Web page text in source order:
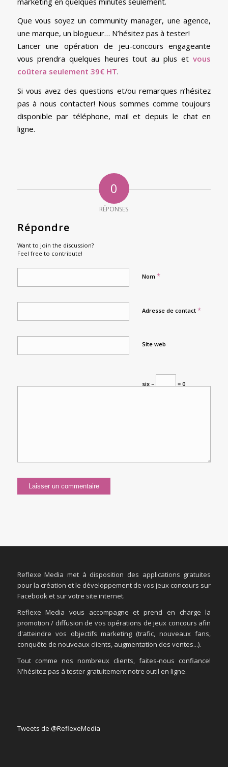
Que vous soyez un community manager, une agence,
une marque, un blogueur… N’hésitez pas à tester!
Lancer une opération de jeu-concours engageante
vous prendra quelques heures tout au plus etvous
coûtera seulement 39€ HT.
Si vous avez des questions et/ou remarques n’hésitez
pas à nous contacter! Nous sommes comme toujours
disponible par téléphone, mail et depuis le chat en
ligne.
0
RÉPONSES
Répondre
Want to join the discussion?
Feel free to contribute!
Nom *
Adresse de contact *
Site web
six − = 0
Reflexe Media met à disposition des applications gratuites
pour la création et le développement de vos jeux concours sur
Facebook et sur votre site internet.
Reflexe Media vous accompagne et prend en charge la
promotion / diffusion de vos opérations de jeux concours afin
d'atteindre vos objectifs marketing (trafic, nouveaux fans,
conquête de nouveaux clients, augmentation des ventes...).
Tout comme nos nombreux clients, faites-nous confiance!
N'hésitez pas à tester gratuitement notre outil en ligne.
Tweets de @ReflexeMedia